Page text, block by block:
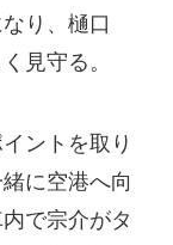
り、樋口
見守る。
ントを取り
に空港へ向
で宗介がタ